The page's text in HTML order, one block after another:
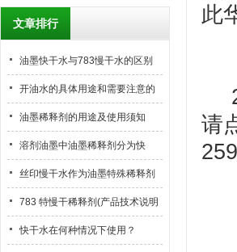
文章排行
油墨快干水与783慢干水的区别
开油水的具体用途和需要注意的
地方
油墨稀释剂的用途及使用须知
溶剂油墨中油墨稀释剂分为快
干、中干和慢干型，这些类型分
别在什么情况下使用？
丝印慢干水作为油墨特殊稀释剂
的使用方法
783 特慢干稀释剂(产品技术说明
书-msds)
快干水在何种情况下使用？
此
请